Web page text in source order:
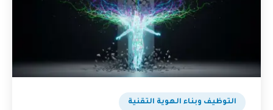
التوظيف وبناء الهوية التقنية